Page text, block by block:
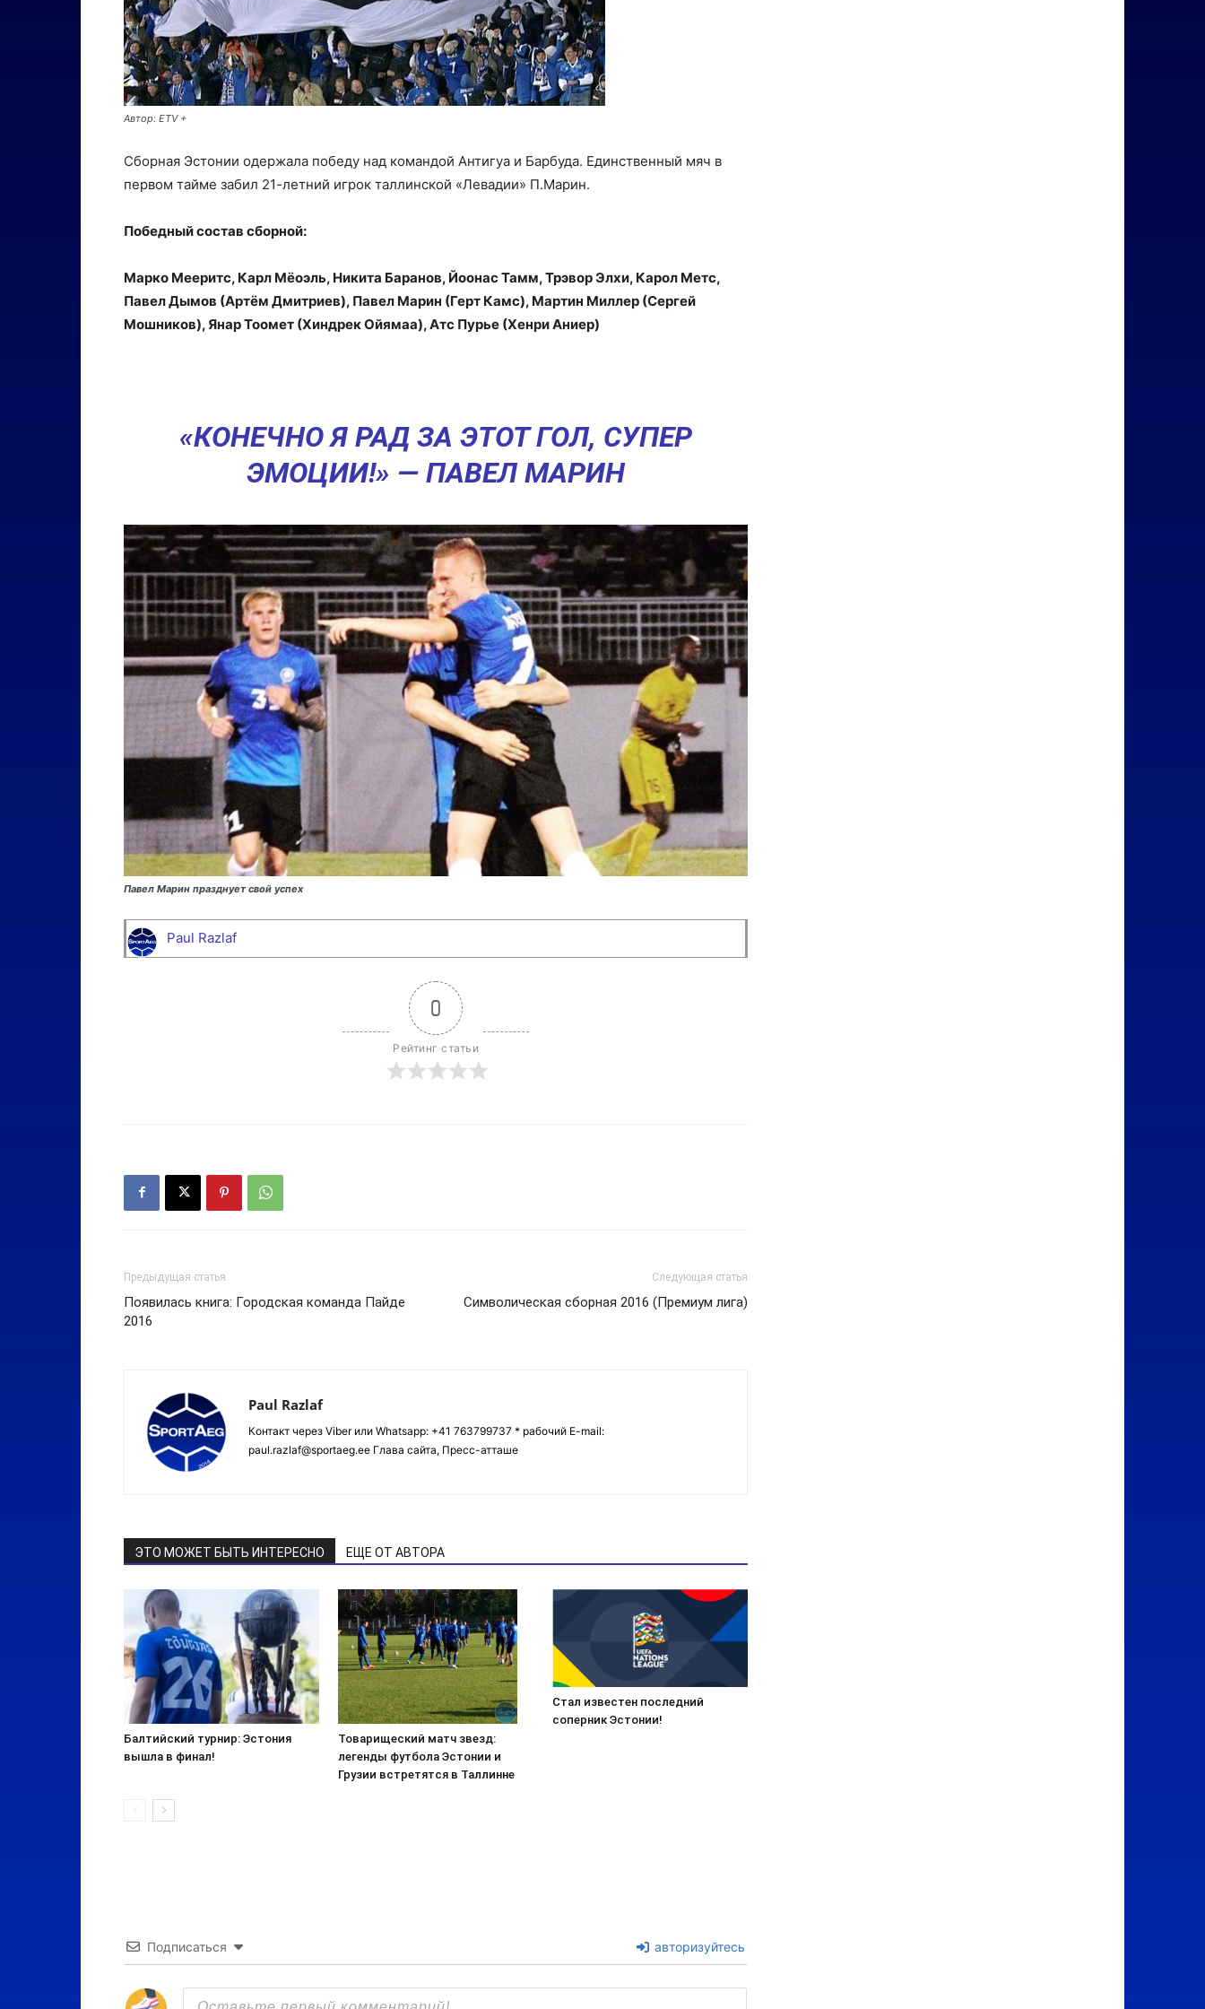
Автор: ETV +
Сборная Эстонии одержала победу над командой Антигуа и Барбуда. Единственный мяч в
первом тайме забил 21-летний игрок таллинской «Левадии» П.Марин.
Победный состав сборной:
Марко Мееритс, Карл Мёоэль, Никита Баранов, Йоонас Тамм, Трэвор Элхи, Карол Метс,
Павел Дымов (Артём Дмитриев), Павел Марин (Герт Камс), Мартин Миллер (Сергей
Мошников), Янар Тоомет (Хиндрек Ойямаа), Атс Пурье (Хенри Аниер)
«КОНЕЧНО Я РАД ЗА ЭТОТ ГОЛ, СУПЕР
ЭМОЦИИ!» — ПАВЕЛ МАРИН
Павел Марин празднует свой успех
Paul Razlaf
0
Рейтинг статьи
Предыдущая статья
Появилась книга: Городская команда Пайде
2016
Следующая статья
Символическая сборная 2016 (Премиум лига)
Paul Razlaf
Контакт через Viber или Whatsapp: +41 763799737 * рабочий E-mail:
paul.razlaf@sportaeg.ee Глава сайта, Пресс-атташе
ЭТО МОЖЕТ БЫТЬ ИНТЕРЕСНО ЕЩЕ ОТ АВТОРА
Балтийский турнир: Эстония
вышла в финал!
Товарищеский матч звезд:
легенды футбола Эстонии и
Грузии встретятся в Таллинне
Стал известен последний
соперник Эстонии!
Подписаться авторизуйтесь